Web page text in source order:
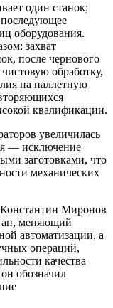
один станок;
оборудования.
захват
после чернового
обработку,
на паллетную
квалификации.
увеличилась
— исключение
заготовками, что
механических
Миронов
меняющий
автоматизации, а
операций,
качества
обозначил